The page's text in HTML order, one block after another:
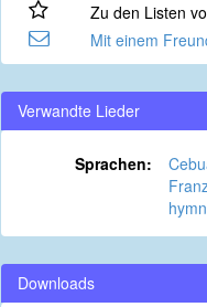
Zu den Listen
Mit einem
Verwandte Lieder
Sprachen:
Downloads